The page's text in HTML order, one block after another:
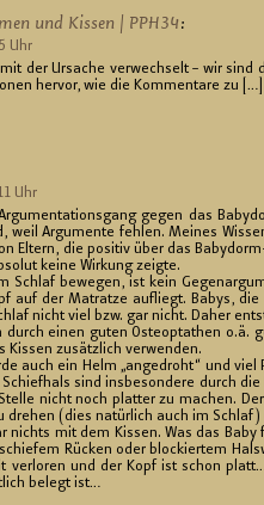
und Kis­sen | PPH34:
Uhr
der Ur­sa­che ver­wech­selt – wir
her­vor, wie die Kom­men­ta­re zu […]
Uhr
gegen das
weil Ar­gu­men­te feh­len. Mei­nes
El­tern, die po­si­tiv über das
keine Wir­kung zeig­te.
Schlaf be­we­gen, ist kein
auf der Ma­trat­ze auf­liegt. Babys,
nicht viel bzw. gar nicht. Daher
durch einen guten Os­teoptat­hen
Kis­sen zu­sätz­lich ver­wen­den.
auch ein Helm „an­ge­droht“ und
sind ins­be­son­de­re durch
nicht noch plat­ter zu ma­chen.
dre­hen (dies na­tür­lich auch im
nichts mit dem Kis­sen. Was das
Rü­cken oder blo­ckier­tem
ver­lo­ren und der Kopf ist schon
be­legt ist…